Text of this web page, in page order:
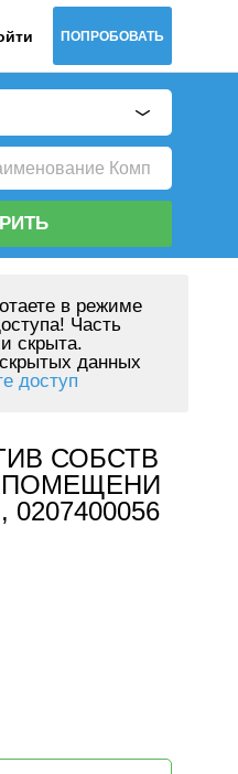
ПОПРОБОВАТЬ
в режиме
Часть
скрыта.
данных
доступ
СОБСТВ
ПОМЕЩЕНИ